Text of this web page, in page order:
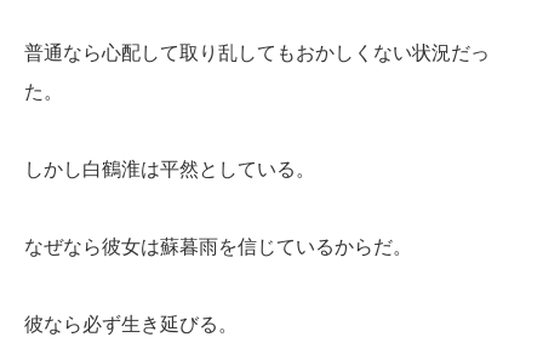
普通なら心配して取り乱してもおかしくない状況だっ
た。
しかし白鶴淮は平然としている。
なぜなら彼女は蘇暮雨を信じているからだ。
彼なら必ず生き延びる。